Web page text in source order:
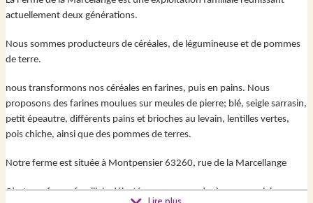
actuellement deux générations.
Nous sommes producteurs de céréales, de légumineuse et de pommes
de terre.
nous transformons nos céréales en farines, puis en pains. Nous
proposons des farines moulues sur meules de pierre; blé, seigle sarrasin,
petit épeautre, différents pains et brioches au levain, lentilles vertes,
pois chiche, ainsi que des pommes de terres.
Notre ferme est située à Montpensier 63260, rue de la Marcellange
C’est une ferme familiale débuté par mon grand-père, poursuivie par